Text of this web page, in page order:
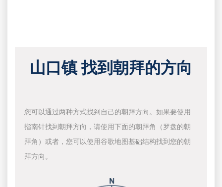
山口镇 找到朝拜的方向
您可以通过两种方式找到自己的朝拜方向。如果要使用
指南针找到朝拜方向，请使用下面的朝拜角（罗盘的朝
拜角）或者，您可以使用谷歌地图基础结构找到您的朝
拜方向。